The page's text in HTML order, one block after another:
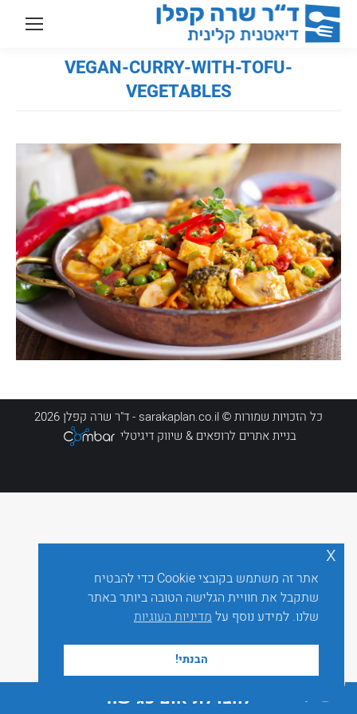
VEGAN-CURRY-WITH-TOFU-
VEGETABLES
כל הזכויות שמורות © sarakaplan.co.il - ד"ר שרה קפלן 2026
בניית אתרים לרופאים & שיווק דיגיטלי
לחצו לתיאום פגישה
אתר זה משתמש בקובצי Cookie כדי להבטיח
שתקבל את חוויית הגלישה הטובה ביותר באתר
שלנו. למידע נוסף עלמדיניות העוגיות
הבנתי!
x